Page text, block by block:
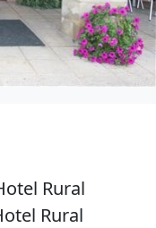
Rural
Rural